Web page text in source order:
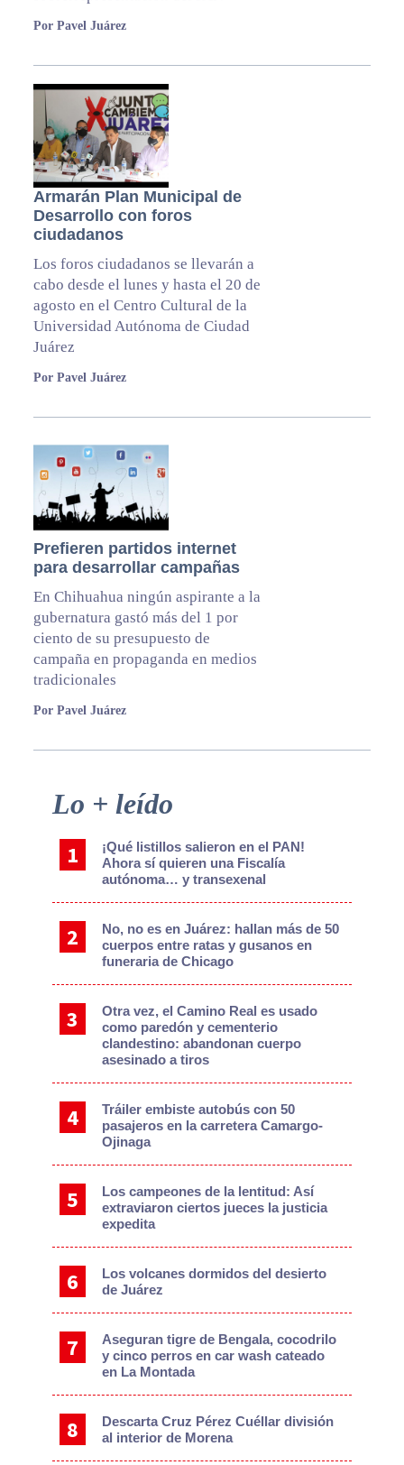
Por Pavel Juárez
Armarán Plan Municipal de
Desarrollo con foros
ciudadanos
Los foros ciudadanos se llevarán a
cabo desde el lunes y hasta el 20 de
agosto en el Centro Cultural de la
Universidad Autónoma de Ciudad
Juárez
Por Pavel Juárez
Prefieren partidos internet
para desarrollar campañas
En Chihuahua ningún aspirante a la
gubernatura gastó más del 1 por
ciento de su presupuesto de
campaña en propaganda en medios
tradicionales
Por Pavel Juárez
Primary
Lo + leído
¡Qué listillos salieron en el PAN!
Ahora sí quieren una Fiscalía
autónoma… y transexenal
No, no es en Juárez: hallan más de 50
cuerpos entre ratas y gusanos en
funeraria de Chicago
Otra vez, el Camino Real es usado
como paredón y cementerio
clandestino: abandonan cuerpo
asesinado a tiros
Tráiler embiste autobús con 50
pasajeros en la carretera Camargo-
Ojinaga
Los campeones de la lentitud: Así
extraviaron ciertos jueces la justicia
expedita
Los volcanes dormidos del desierto
de Juárez
Aseguran tigre de Bengala, cocodrilo
y cinco perros en car wash cateado
en La Montada
Descarta Cruz Pérez Cuéllar división
al interior de Morena